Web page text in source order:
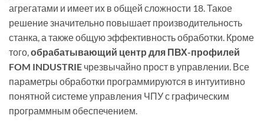
агрегатами и имеет их в общей сложности 18. Такое
решение значительно повышает производительность
станка, а также общую эффективность обработки. Кроме
того,обрабатывающий центр для ПВХ-профилей
FOM INDUSTRIE чрезвычайно прост в управлении. Все
параметры обработки программируются в интуитивно
понятной системе управления ЧПУ с графическим
программным обеспечением.